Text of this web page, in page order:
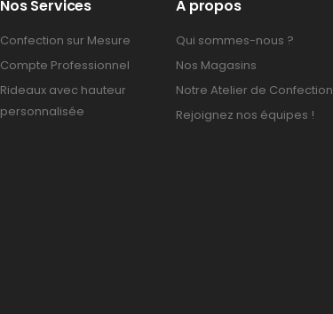
Nos Services
Confection sur Mesure
Compte Professionnel
Rideaux avec hauteur
personnalisée
A propos
Qui sommes-nous ?
Nos Magasins
Notre Atelier de Confection
Rejoignez nos équipes !